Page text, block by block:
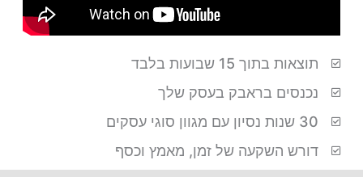
תוצאות בתוך 15 שבועות בלבד
נכנסים בראבק בעסק שלך
30 שנות נסיון עם מגוון סוגי עסקים
דורש השקעה של זמן, מאמץ וכסף